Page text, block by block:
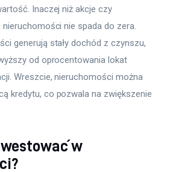
Inaczej niż akcje czy
nie spada do zera.
generują stały dochód z czynszu,
od oprocentowania lokat
Wreszcie, nieruchomości można
kredytu, co pozwala na zwiększenie
w